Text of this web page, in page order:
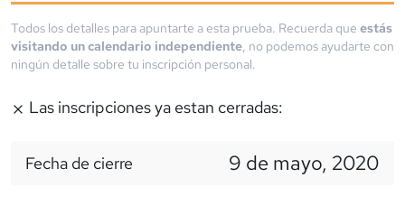
Todos los detalles para apuntarte a esta prueba. Recuerda que estás
visitando un calendario independiente, no podemos ayudarte con
ningún detalle sobre tu inscripción personal.
Las inscripciones ya estan cerradas:
Fecha de cierre 9 de mayo, 2020